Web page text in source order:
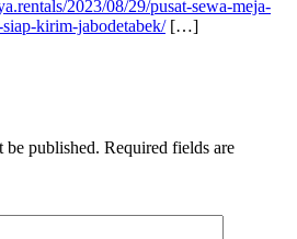
2023/08/29/pusat-sewa-meja-
kirim-jabodetabek/[…]
be published. Required fields are